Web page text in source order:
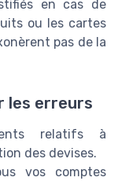
en cas de
ou les cartes
pas de la
les erreurs
relatifs à
des devises.
vos comptes